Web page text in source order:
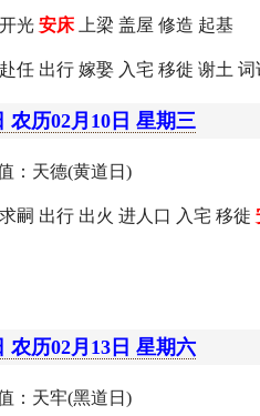
光 安床上梁 盖屋 修造 起基
任 出行 嫁娶 入宅 移徙 谢土 词
农历02月10日 星期三
：天德(黄道日)
嗣 出行 出火 进人口 入宅 移徙
农历02月13日 星期六
：天牢(黑道日)